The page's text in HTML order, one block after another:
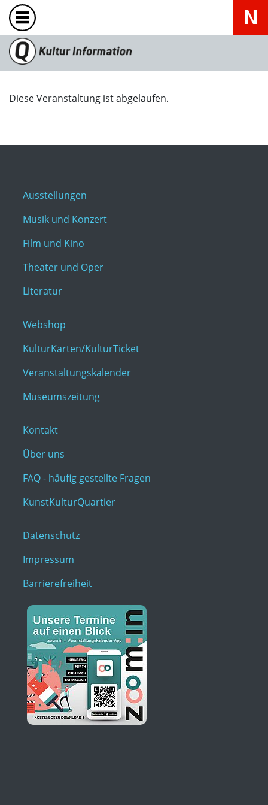
Diese Veranstaltung ist abgelaufen.
Ausstellungen
Musik und Konzert
Film und Kino
Theater und Oper
Literatur
Webshop
KulturKarten/KulturTicket
Veranstaltungskalender
Museumszeitung
Kontakt
Über uns
FAQ - häufig gestellte Fragen
KunstKulturQuartier
Datenschutz
Impressum
Barrierefreiheit